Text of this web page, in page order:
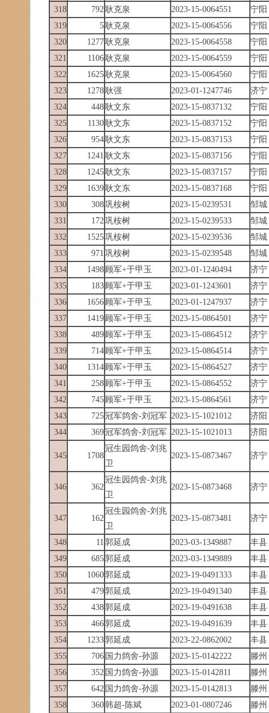
318 792耿克泉 2023-15-0064551
宁阳
319
5耿克泉 2023-15-0064556
宁阳
320
1277耿克泉 2023-15-0064558
宁阳
321
1106耿克泉 2023-15-0064559
宁阳
322
1625耿克泉 2023-15-0064560
宁阳
323
1278耿强 2023-01-1247746
济宁
324
448耿文东 2023-15-0837132
宁阳
325
1130耿文东 2023-15-0837152
宁阳
326
954耿文东 2023-15-0837153
宁阳
327
1241 耿文东 2023-15-0837156
宁阳
328
1245耿文东 2023-15-0837157
宁阳
329
1639耿文东 2023-15-0837168
宁阳
330
308巩桉树 2023-15-0239531
邹城
331
172巩桉树 2023-15-0239533
邹城
332
1525巩桉树 2023-15-0239536
邹城
333
971 巩桉树 2023-15-0239548
邹城
334
1498 顾军+于甲玉 2023-01-1240494
济宁
335
183 顾军+于甲玉 2023-01-1243601
济宁
336
1656 顾军+于甲玉 2023-01-1247937
济宁
337
1419 顾军+于甲玉 2023-15-0864501
济宁
338
489 顾军+于甲玉 2023-15-0864512
济宁
339
714 顾军+于甲玉 2023-15-0864514
济宁
340
1314 顾军+于甲玉 2023-15-0864527
济宁
341
258 顾军+于甲玉 2023-15-0864552
济宁
342
745 顾军+于甲玉 2023-15-0864561
济宁
343
725冠军鸽舍-刘冠军 2023-15-1021012
济阳
344
369冠军鸽舍-刘冠军 2023-15-1021013 济阳
345 1708
冠生园鸽舍-刘兆
卫
2023-15-0873467 济宁
346 362
冠生园鸽舍-刘兆
卫
2023-15-0873468 济宁
347 162
冠生园鸽舍-刘兆
卫
2023-15-0873481 济宁
348 11 郭延成 2023-03-1349887
丰县
349
685郭延成 2023-03-1349889
丰县
350
1060郭延成 2023-19-0491333
丰县
351
479郭延成 2023-19-0491340
丰县
352
438郭延成 2023-19-0491638
丰县
353
466郭延成 2023-19-0491639
丰县
354
1233郭延成 2023-22-0862002
丰县
355
706 国力鸽舍-孙源 2023-15-0142222
滕州
356
352 国力鸽舍-孙源 2023-15-0142811
滕州
357
642 国力鸽舍-孙源 2023-15-0142813
滕州
358
360韩超-陈斌 2023-01-0807246
滕州